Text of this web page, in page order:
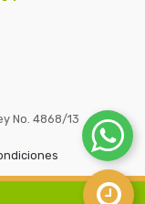
No. 4868/13